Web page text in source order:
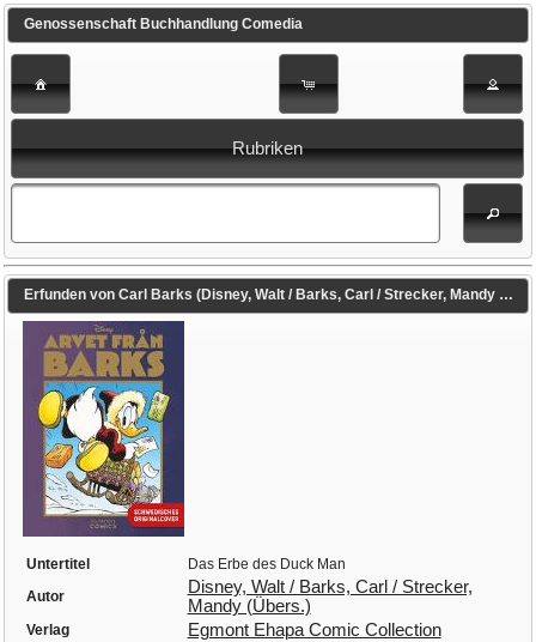
Genossenschaft Buchhandlung Comedia
Rubriken
Erfunden von Carl Barks (Disney, Walt / Barks, Carl / Strecker, Mandy (Übers.))
Untertitel
Das Erbe des Duck Man
Autor
Disney, Walt / Barks, Carl / Strecker,
Mandy (Übers.)
Verlag Egmont Ehapa Comic Collection